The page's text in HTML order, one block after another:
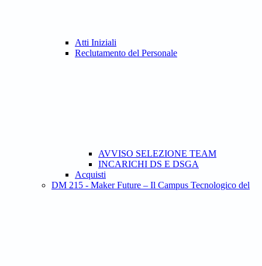
Atti Iniziali
Reclutamento del Personale
AVVISO SELEZIONE TEAM
INCARICHI DS E DSGA
Acquisti
DM 215 - Maker Future – Il Campus Tecnologico del